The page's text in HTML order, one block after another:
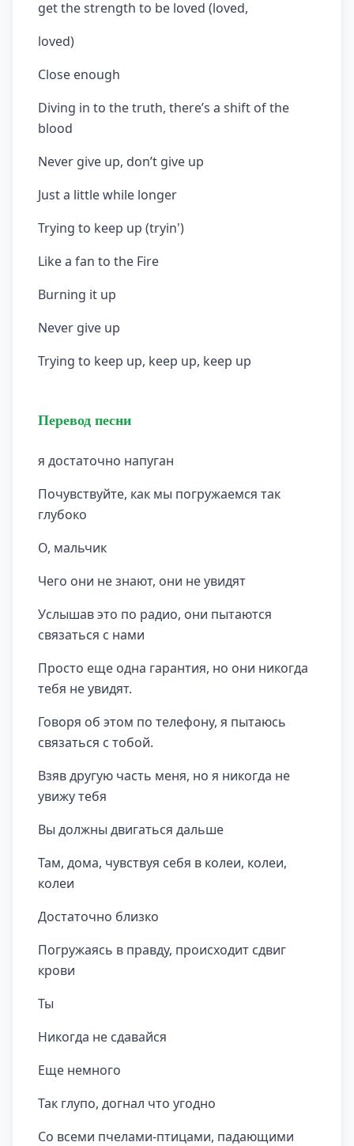
get the strength to be loved (loved,
loved)
Close enough
Diving in to the truth, there’s a shift of the
blood
Never give up, don’t give up
Just a little while longer
Trying to keep up (tryin')
Like a fan to the Fire
Burning it up
Never give up
Trying to keep up, keep up, keep up
Перевод песни
я достаточно напуган
Почувствуйте, как мы погружаемся так
глубоко
О, мальчик
Чего они не знают, они не увидят
Услышав это по радио, они пытаются
связаться с нами
Просто еще одна гарантия, но они никогда
тебя не увидят.
Говоря об этом по телефону, я пытаюсь
связаться с тобой.
Взяв другую часть меня, но я никогда не
увижу тебя
Вы должны двигаться дальше
Там, дома, чувствуя себя в колеи, колеи,
колеи
Достаточно близко
Погружаясь в правду, происходит сдвиг
крови
Ты
Никогда не сдавайся
Еще немного
Так глупо, догнал что угодно
Со всеми пчелами-птицами, падающими